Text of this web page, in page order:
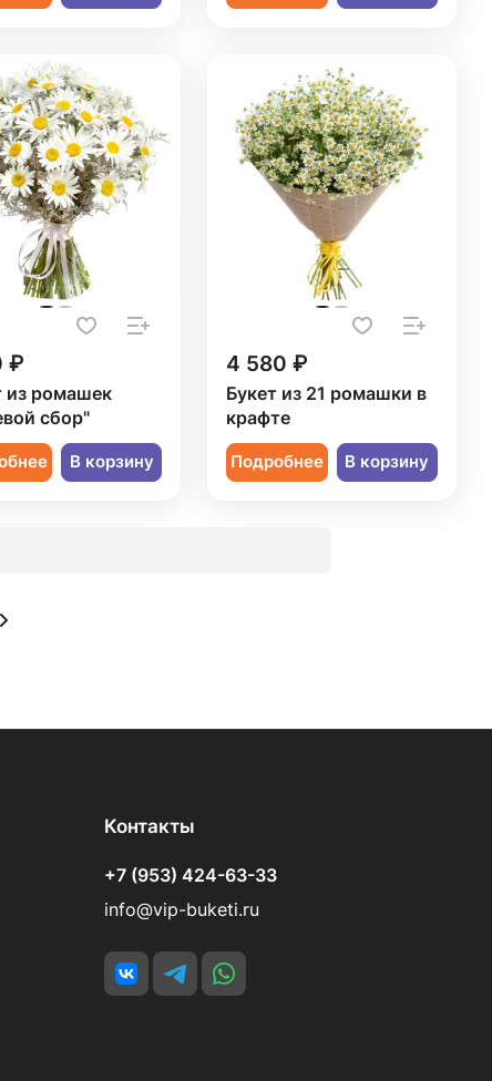
₽
из ромашек
сбор"
В корзину
4 580 ₽
Букет из 21 ромашки в
крафте
Подробнее В корзину
Контакты
+7 (953) 424-63-33
info@vip-buketi.ru